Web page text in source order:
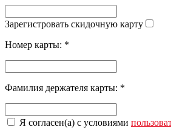
Зарегистровать скидочную карту
Номер карты: *
Фамилия держателя карты: *
Я согласен(а) с условиями